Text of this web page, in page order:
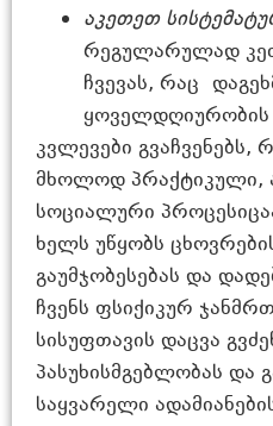
აკეთეთ
რეგულარულად
ჩვევას, რაც
კვლევები გვაჩვენებს,
მხოლოდ პრაქტიკული,
სოციალური
ხელს უწყობს
გაუმჯობესებას და
ჩვენს ფსიქიკურ
სისუფთავის დაცვა
პასუხისმგებლობას და
საყვარელი